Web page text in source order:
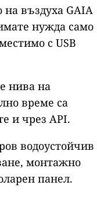
въздуха GAIA
нужда само
с USB
нива на
време са
и чрез API.
водоустойчив
монтажно
панел.